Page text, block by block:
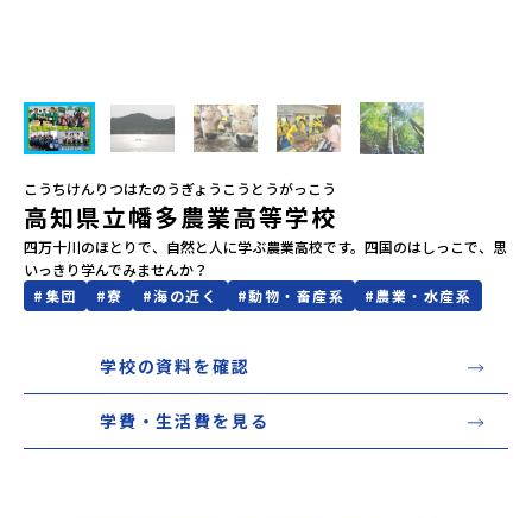
こうちけんりつはたのうぎょうこうとうがっこう
高知県立幡多農業高等学校
四万十川のほとりで、自然と人に学ぶ農業高校です。四国のはしっこで、思
いっきり学んでみませんか？
#集団 #寮 #海の近く #動物・畜産系 #農業・水産系
学校の資料を確認
学費・生活費を見る